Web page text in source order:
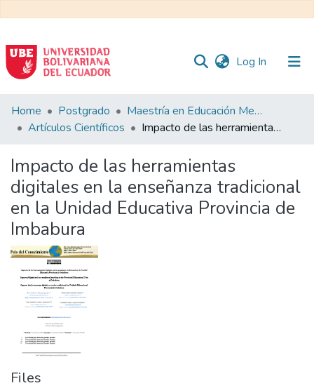
Log In (current)
Communities
&
All of DSpace
Statistics
Home Postgrado
Maestría en Educación Mención en Pedagogía en Entornos Digitales
Artículos Científicos
Impacto de las herramientas digitales en la enseñanza tradicional en la Unidad Educativa Provincia de Imbabura
Impacto de las herramientas
digitales en la enseñanza tradicional
en la Unidad Educativa Provincia de
Imbabura
Files